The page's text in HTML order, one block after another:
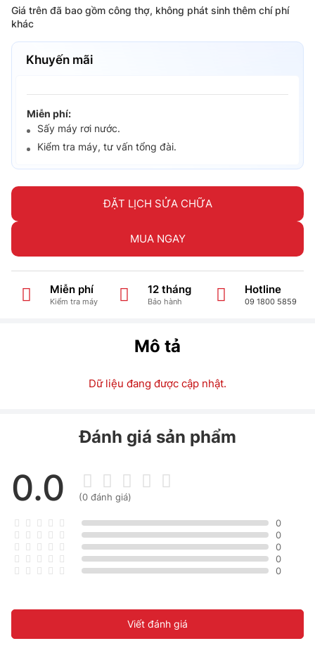
Giá trên đã bao gồm công thợ, không phát sinh thêm chí phí
khác
Khuyến mãi
Miễn phí:
Sấy máy rơi nước.
Kiểm tra máy, tư vấn tổng đài.
ĐẶT LỊCH SỬA CHỮA
MUA NGAY
Miễn phí
Kiểm tra máy
12 tháng
Bảo hành
Hotline
09 1800 5859
Mô tả
Dữ liệu đang được cập nhật.
Đánh giá sản phẩm
0.0 (0 đánh giá)
0
0
0
0
0
Viết đánh giá